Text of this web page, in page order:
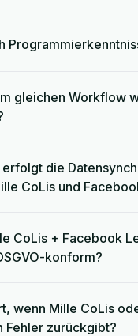
gleichen Workflow
die
CoLis und
CoLis + Facebook
konform?
wenn Mille CoLis
Fehler zurückgibt?